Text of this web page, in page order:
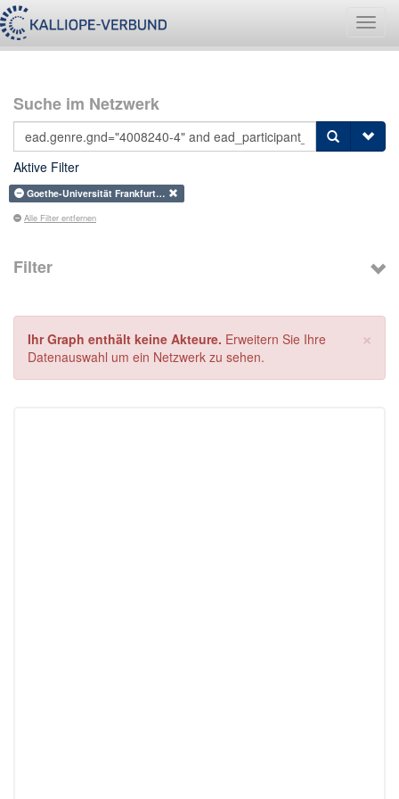
Suche im Netzwerk
Aktive Filter
Goethe-Universität Frankfurt…
Alle Filter entfernen
Filter
×
Ihr Graph enthält keine Akteure. Erweitern Sie Ihre
Datenauswahl um ein Netzwerk zu sehen.